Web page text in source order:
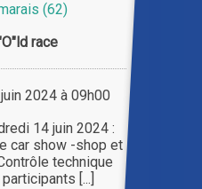
(62)
race
2024 à 09h00
14 juin 2024 :
car show -shop et
technique
[...]